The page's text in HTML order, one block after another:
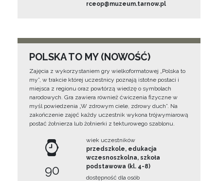
rceop@muzeum.tarnow.pl
POLSKA TO MY (NOWOŚĆ)
Zajęcia z wykorzystaniem gry wielkoformatowej „Polska to
my”, w trakcie której uczestnicy poznają istotne postaci i
miejsca z regionu oraz powtórzą wiedzę o symbolach
narodowych. Gra zawiera również ćwiczenia fizyczne w
myśl powiedzenia „W zdrowym ciele, zdrowy duch”. Na
zakończenie zajęć każdy uczestnik wykona trójwymiarową
postać żołnierza lub żołnierki z tekturowego szablonu.
90
wiek uczestników
przedszkole, edukacja
wczesnoszkolna, szkoła
podstawowa (kl. 4-8)
dostępność dla osób